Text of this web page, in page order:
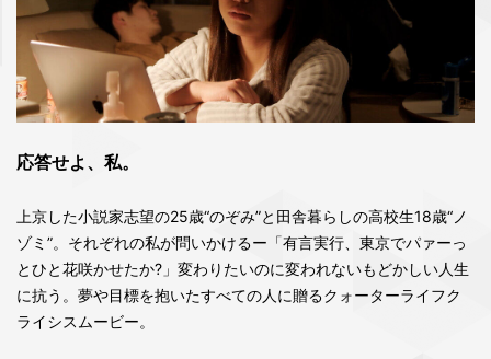
応答せよ、私。
上京した小説家志望の25歳“のぞみ”と田舎暮らしの高校生18歳“ノ
ゾミ”。それぞれの私が問いかけるー「有言実行、東京でパァーっ
とひと花咲かせたか?」変わりたいのに変われないもどかしい人生
に抗う。夢や目標を抱いたすべての人に贈るクォーターライフク
ライシスムービー。